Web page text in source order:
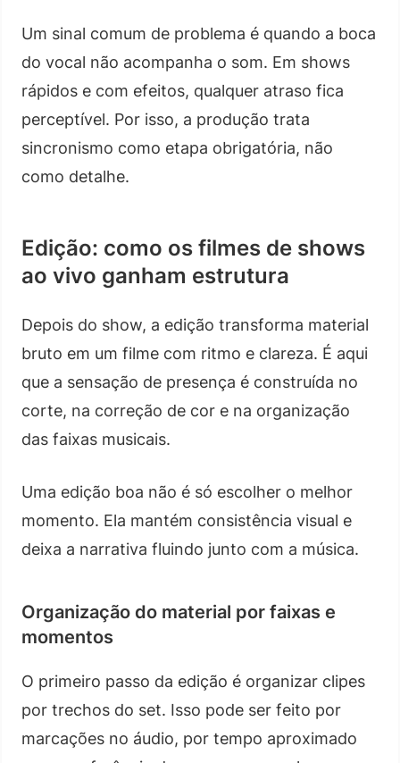
Um sinal comum de problema é quando a boca
do vocal não acompanha o som. Em shows
rápidos e com efeitos, qualquer atraso fica
perceptível. Por isso, a produção trata
sincronismo como etapa obrigatória, não
como detalhe.
Edição: como os filmes de shows
ao vivo ganham estrutura
Depois do show, a edição transforma material
bruto em um filme com ritmo e clareza. É aqui
que a sensação de presença é construída no
corte, na correção de cor e na organização
das faixas musicais.
Uma edição boa não é só escolher o melhor
momento. Ela mantém consistência visual e
deixa a narrativa fluindo junto com a música.
Organização do material por faixas e
momentos
O primeiro passo da edição é organizar clipes
por trechos do set. Isso pode ser feito por
marcações no áudio, por tempo aproximado